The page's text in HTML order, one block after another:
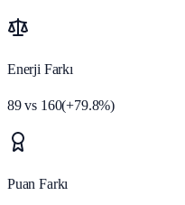
Enerji Farkı
89vs 160(+79.8%)
Puan Farkı